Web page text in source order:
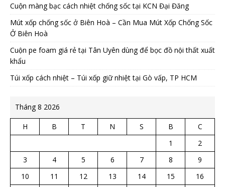
Cuộn màng bạc cách nhiệt chống sốc tại KCN Đại Đăng
Mút xốp chống sốc ở Biên Hoà – Cần Mua Mút Xốp Chống Sốc
Ở Biên Hoà
Cuộn pe foam giá rẻ tại Tân Uyên dùng để bọc đồ nội thất xuất
khẩu
Túi xốp cách nhiệt – Túi xốp giữ nhiệt tại Gò vấp, TP HCM
Tháng 8 2026
H B T N S B
C
1
2
3
4 5 6 7 8
9
10
11 12 13 14 15
16